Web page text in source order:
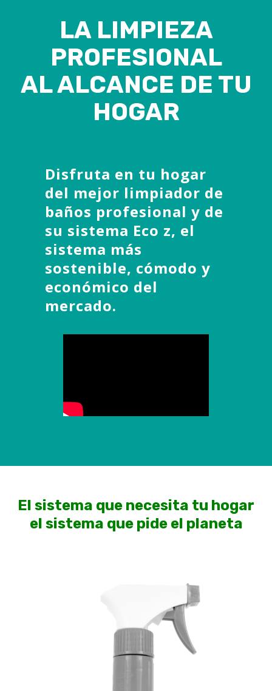
LA LIMPIEZA
PROFESIONAL
AL ALCANCE DE TU
HOGAR
Disfruta en tu hogar
del mejor limpiador de
baños profesional y de
su sistema Eco z, el
sistema más
sostenible, cómodo y
económico del
mercado.
El sistema que necesita tu hogar
el sistema que pide el planeta